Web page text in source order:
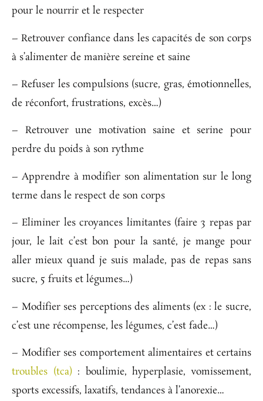
pour le nourrir et le respecter
– Retrouver confiance dans les capacités de son corps
à s’alimenter de manière sereine et saine
– Refuser les compulsions (sucre, gras, émotionnelles,
de réconfort, frustrations, excès…)
– Retrouver une motivation saine et serine pour
perdre du poids à son rythme
– Apprendre à modifier son alimentation sur le long
terme dans le respect de son corps
– Eliminer les croyances limitantes (faire 3 repas par
jour, le lait c’est bon pour la santé, je mange pour
aller mieux quand je suis malade, pas de repas sans
sucre, 5 fruits et légumes…)
– Modifier ses perceptions des aliments (ex : le sucre,
c’est une récompense, les légumes, c’est fade…)
– Modifier ses comportement alimentaires et certains
troubles (tca): boulimie, hyperplasie, vomissement,
sports excessifs, laxatifs, tendances à l’anorexie…